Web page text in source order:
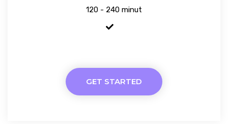
120 - 240 minut
GET STARTED